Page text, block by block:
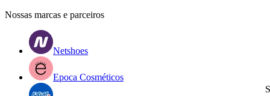
Nossas marcas e parceiros
Netshoes
Epoca Cosméticos